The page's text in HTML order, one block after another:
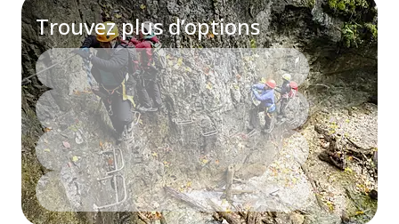
Trouvez plus d’options